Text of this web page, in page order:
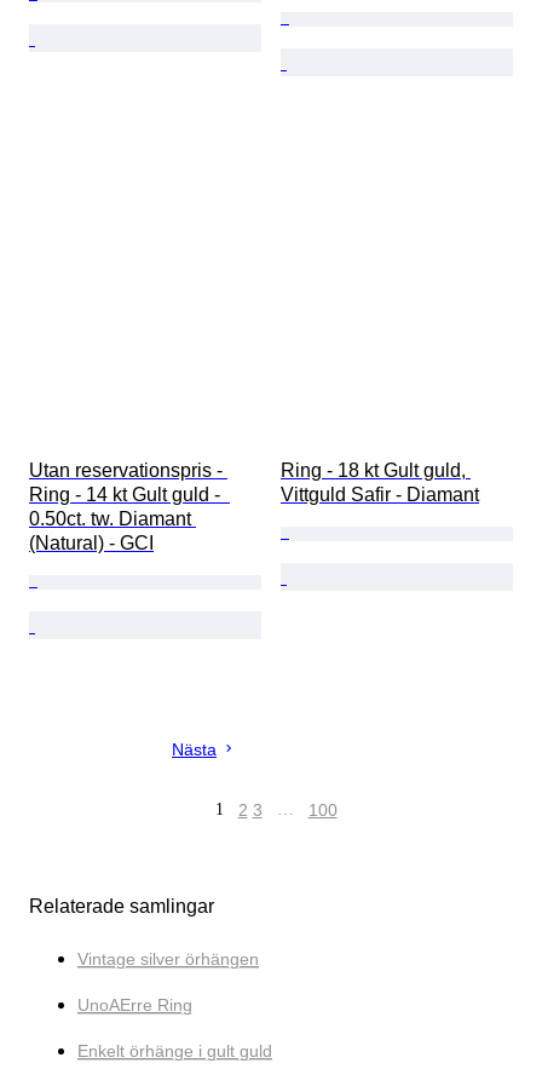
Utan reservationspris -
Ring - 14 kt Gult guld -
0.50ct. tw. Diamant
(Natural) - GCI
Ring - 18 kt Gult guld,
Vittguld Safir - Diamant
Nästa
1 2 3 … 100
Relaterade samlingar
Vintage silver örhängen
UnoAErre Ring
Enkelt örhänge i gult guld